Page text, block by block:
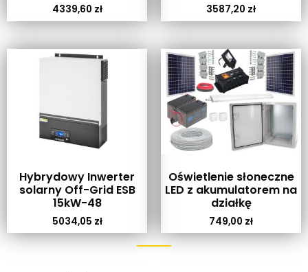
4339,60 zł 3587,20 zł
Hybrydowy Inwerter
solarny Off-Grid ESB
15kW-48
5034,05 zł
Oświetlenie słoneczne
LED z akumulatorem na
działkę
749,00 zł